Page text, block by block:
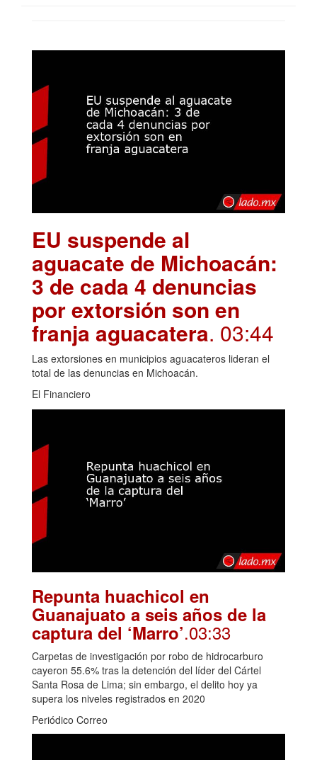
EU suspende al
aguacate de Michoacán:
3 de cada 4 denuncias
por extorsión son en
franja aguacatera. 03:44
Las extorsiones en municipios aguacateros lideran el
total de las denuncias en Michoacán.
El Financiero
Repunta huachicol en
Guanajuato a seis años de la
captura del ‘Marro’.03:33
Carpetas de investigación por robo de hidrocarburo
cayeron 55.6% tras la detención del líder del Cártel
Santa Rosa de Lima; sin embargo, el delito hoy ya
supera los niveles registrados en 2020
Periódico Correo